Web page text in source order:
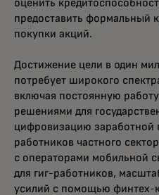
оценить
предоставить формальный
покупки акций.
Достижение цели в один
потребует широкого
включая постоянную
решениями для
цифровизацию заработной
работников частного
с операторами мобильной
для гиг-работников,
усилий с помощью финтех-